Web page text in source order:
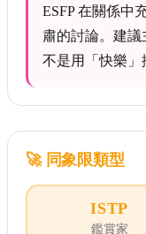
ESFP 在關係中
肅的討論。建
不是用「快樂」
🚀 同象限類型
ISTP
鑑賞家